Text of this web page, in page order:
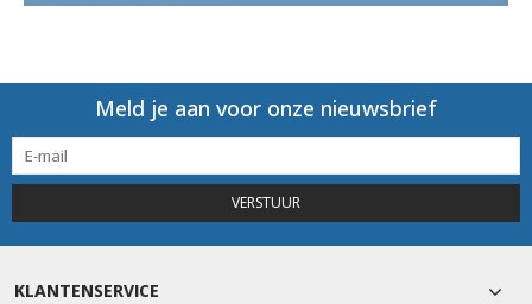
Meld je aan voor onze nieuwsbrief
VERSTUUR
KLANTENSERVICE